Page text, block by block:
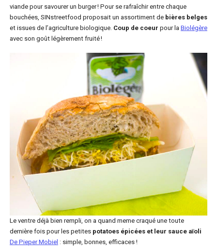
viande pour savourer un burger ! Pour se rafraîchir entre chaque
bouchées, SINstreetfood proposait un assortiment de bières belges
et issues de l’agriculture biologique. Coup de coeur pour la Biolégère
avec son goût légèrement fruité !
Le ventre déjà bien rempli, on a quand meme craqué une toute
dernière fois pour les petites potatoes épicées et leur sauce aïoli
De Pieper Mobiel : simple, bonnes, efficaces !